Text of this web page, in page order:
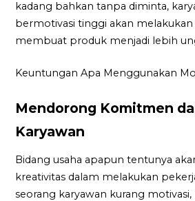
kadang bahkan tanpa diminta,
bermotivasi tinggi akan melakukan
membuat produk menjadi lebih
Keuntungan Apa Menggunakan
Mendorong Komitmen
Karyawan
Bidang usaha apapun tentunya
kreativitas dalam melakukan
seorang karyawan kurang